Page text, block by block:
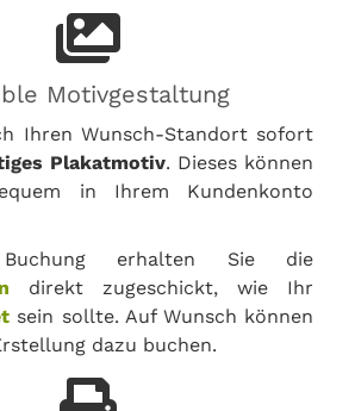
Motivgestaltung
Ihren Wunsch-Standort sofort
Plakatmotiv. Dieses können
in Ihrem Kundenkonto
erhalten Sie die
direkt zugeschickt, wie Ihr
sein sollte. Auf Wunsch können
dazu buchen.